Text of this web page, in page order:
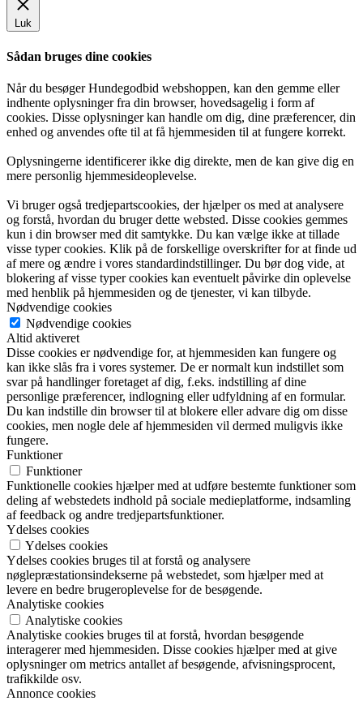
Luk
Sådan bruges dine cookies
Når du besøger Hundegodbid webshoppen, kan den gemme eller
indhente oplysninger fra din browser, hovedsagelig i form af
cookies. Disse oplysninger kan handle om dig, dine præferencer, din
enhed og anvendes ofte til at få hjemmesiden til at fungere korrekt.
Oplysningerne identificerer ikke dig direkte, men de kan give dig en
mere personlig hjemmesideoplevelse.
Vi bruger også tredjepartscookies, der hjælper os med at analysere
og forstå, hvordan du bruger dette websted. Disse cookies gemmes
kun i din browser med dit samtykke. Du kan vælge ikke at tillade
visse typer cookies. Klik på de forskellige overskrifter for at finde ud
af mere og ændre i vores standardindstillinger. Du bør dog vide, at
blokering af visse typer cookies kan eventuelt påvirke din oplevelse
med henblik på hjemmesiden og de tjenester, vi kan tilbyde.
Nødvendige cookies
Nødvendige cookies
Altid aktiveret
Disse cookies er nødvendige for, at hjemmesiden kan fungere og
kan ikke slås fra i vores systemer. De er normalt kun indstillet som
svar på handlinger foretaget af dig, f.eks. indstilling af dine
personlige præferencer, indlogning eller udfyldning af en formular.
Du kan indstille din browser til at blokere eller advare dig om disse
cookies, men nogle dele af hjemmesiden vil dermed muligvis ikke
fungere.
Funktioner
Funktioner
Funktionelle cookies hjælper med at udføre bestemte funktioner som
deling af webstedets indhold på sociale medieplatforme, indsamling
af feedback og andre tredjepartsfunktioner.
Ydelses cookies
Ydelses cookies
Ydelses cookies bruges til at forstå og analysere
nøglepræstationsindekserne på webstedet, som hjælper med at
levere en bedre brugeroplevelse for de besøgende.
Analytiske cookies
Analytiske cookies
Analytiske cookies bruges til at forstå, hvordan besøgende
interagerer med hjemmesiden. Disse cookies hjælper med at give
oplysninger om metrics antallet af besøgende, afvisningsprocent,
trafikkilde osv.
Annonce cookies